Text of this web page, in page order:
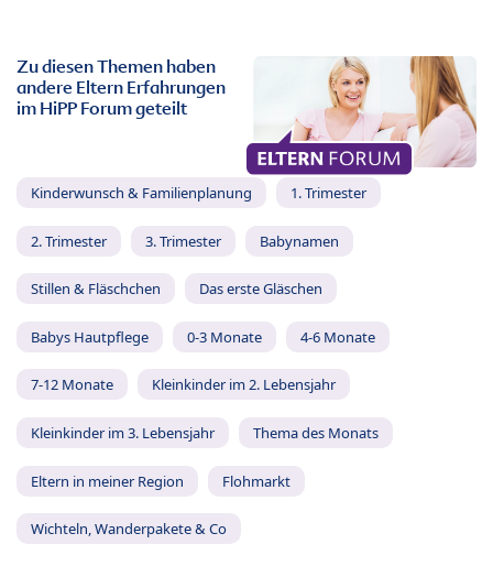
Zu diesen Themen haben
andere Eltern Erfahrungen
im HiPP Forum geteilt
Kinderwunsch & Familienplanung 1. Trimester
2. Trimester 3. Trimester Babynamen
Stillen & Fläschchen Das erste Gläschen
Babys Hautpflege 0-3 Monate 4-6 Monate
7-12 Monate Kleinkinder im 2. Lebensjahr
Kleinkinder im 3. Lebensjahr Thema des Monats
Eltern in meiner Region Flohmarkt
Wichteln, Wanderpakete & Co